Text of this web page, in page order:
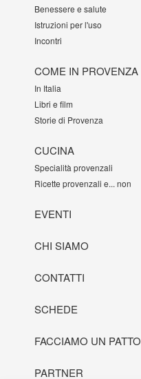
Benessere e salute
Istruzioni per l'uso
Incontri
COME IN PROVENZA
In Italia
Libri e film
Storie di Provenza
CUCINA
Specialità provenzali
Ricette provenzali e... non
EVENTI
CHI SIAMO
CONTATTI
SCHEDE
FACCIAMO UN PATTO
PARTNER